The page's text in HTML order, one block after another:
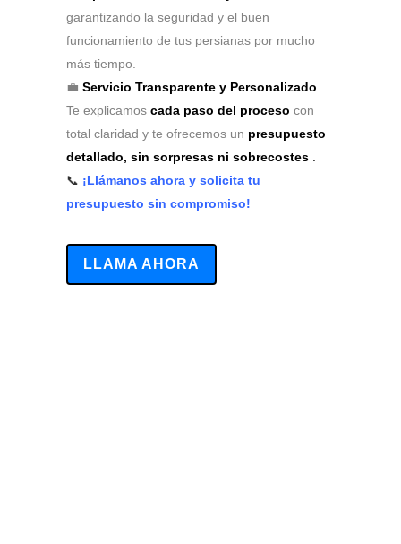
garantizando la seguridad y el buen
funcionamiento de tus persianas por mucho
más tiempo.
💼 Servicio Transparente y Personalizado
Te explicamos cada paso del proceso con
total claridad y te ofrecemos un presupuesto
detallado, sin sorpresas ni sobrecostes .
📞 ¡Llámanos ahora y solicita tu
presupuesto sin compromiso!
LLAMA AHORA